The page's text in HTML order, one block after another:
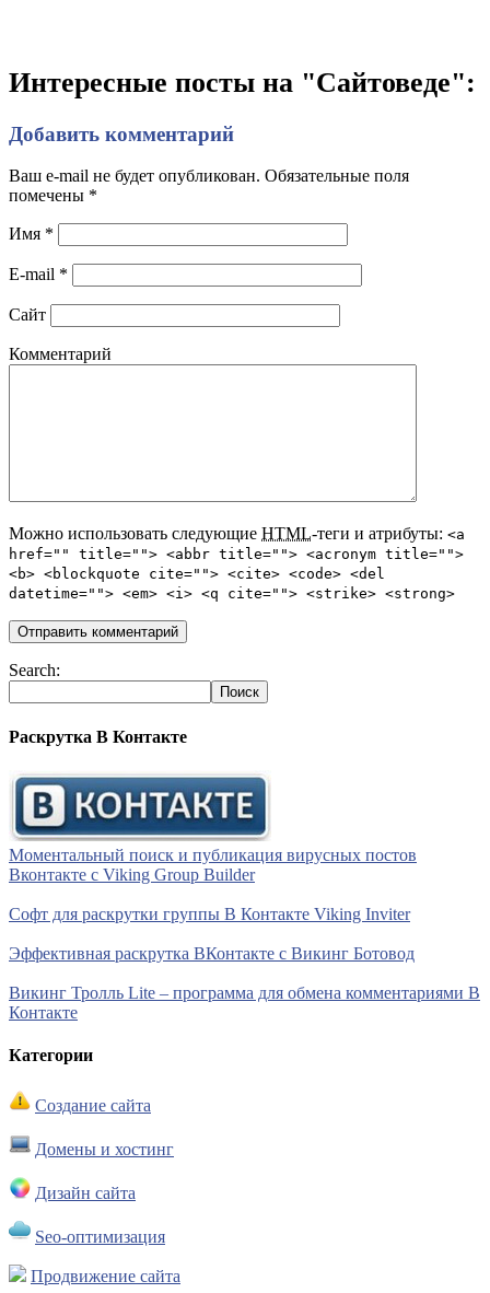
Интересные посты на "Сайтоведе":
Добавить комментарий
Ваш e-mail не будет опубликован. Обязательные поля
помечены *
Имя *
E-mail *
Сайт
Комментарий
Можно использовать следующие HTML-теги и атрибуты: <a
href="" title=""> <abbr title=""> <acronym title="">
<b> <blockquote cite=""> <cite> <code> <del
datetime=""> <em> <i> <q cite=""> <strike> <strong>
Search:
Раскрутка В Контакте
Моментальный поиск и публикация вирусных постов
Вконтакте с Viking Group Builder
Софт для раскрутки группы В Контакте Viking Inviter
Эффективная раскрутка ВКонтакте с Викинг Ботовод
Викинг Тролль Lite – программа для обмена комментариями В
Контакте
Категории
Создание сайта
Домены и хостинг
Дизайн сайта
Seo-оптимизация
Продвижение сайта